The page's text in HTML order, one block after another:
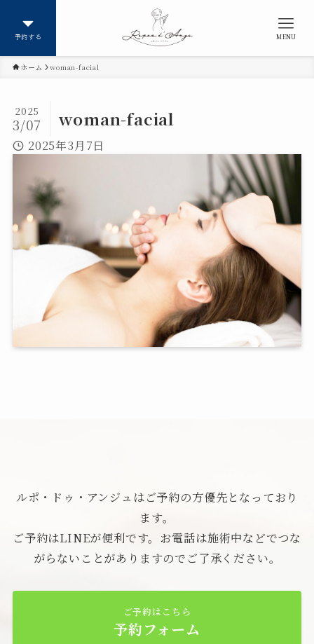
予約する MENU
ホーム woman-facial
woman-facial
2025
3/07
2025年3月7日
ルポ・ドゥ・アンジュはご予約の方優先となっており
ます。
ご予約はLINEが便利です。お電話は施術中などでつな
がらないことがありますのでご了承ください。
ご予約はこちら
予約フォーム